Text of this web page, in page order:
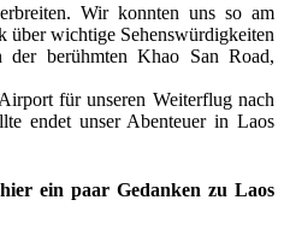
Wir konnten uns so am
über wichtige Sehenswürdigkeiten
der berühmten Khao San Road,
für unseren Weiterflug nach
endet unser Abenteuer in Laos
ein paar Gedanken zu Laos